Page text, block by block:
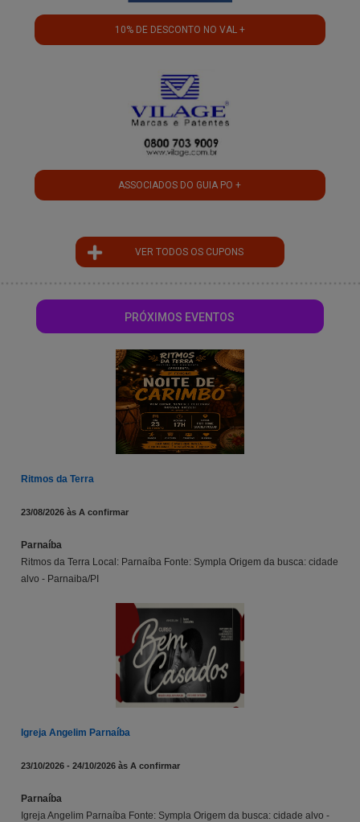
10% DE DESCONTO NO VAL +
ASSOCIADOS DO GUIA PO +
VER TODOS OS CUPONS
PRÓXIMOS EVENTOS
Ritmos da Terra
23/08/2026 às A confirmar
Parnaíba
Ritmos da Terra Local: Parnaíba Fonte: Sympla Origem da busca: cidade
alvo - Parnaiba/PI
Igreja Angelim Parnaíba
23/10/2026 - 24/10/2026 às A confirmar
Parnaíba
Igreja Angelim Parnaíba Fonte: Sympla Origem da busca: cidade alvo -